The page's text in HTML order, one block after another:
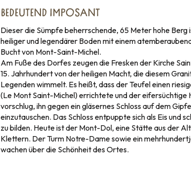
BEDEUTEND IMPOSANT
Dieser die Sümpfe beherrschende, 65 Meter hohe Berg
heiliger und legendärer Boden mit einem
Bucht von Mont-Saint-Michel.
Am Fuße des Dorfes zeugen die Fresken der Kirche
15. Jahrhundert von der heiligen Macht, die diesem
Legenden wimmelt. Es heißt, dass der Teufel einen
(Le Mont Saint-Michel) errichtete und der eifersüchtige
vorschlug, ihn gegen ein gläsernes Schloss auf dem
einzutauschen. Das Schloss entpuppte sich als Eis und
zu bilden. Heute ist der Mont-Dol, eine Stätte aus der
Klettern. Der Turm Notre-Dame sowie ein
wachen über die Schönheit des Ortes.